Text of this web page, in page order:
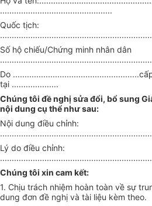
................................................
Quốc tịch:
Số hộ chiếu/Chứng minh nhân dân
Do
tại ....................
Chúng tôi đề nghị sửa đổi, bổ sung
nội dung cụ thể như sau:
Nội dung điều chỉnh:
Lý do điều chỉnh:
Chúng tôi xin cam kết:
1. Chịu trách nhiệm hoàn toàn về sự
dung đơn đề nghị và tài liệu kèm theo.